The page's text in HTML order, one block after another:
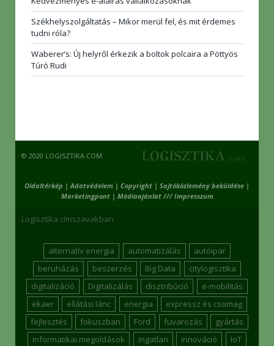
Székhelyszolgáltatás – Mikor merül fel, és mit érdemes
tudni róla?
Waberer’s: Új helyről érkezik a boltok polcaira a Pöttyös
Túró Rudi
© 2020 LOGISZTIKA.COM
Oldaltérkép |Adatvédelem | Copyright | Sajtóközlemény beküldése |
Marketingpont| Médiaajánlat /// Impresszum
Logisztika címszavakban
alternatív energia automatizálás
autóipar
beruházás
beszerzés Big Data
citylogisztika
digitalizáció
Digitalizálás disztribúció
e-mobilitás
ekaer
ellátási lánc energia
expressz és csomag
fejlesztés
fokuszban Ford fuvarozás
gyártás
informatikai megoldások
ingatlan innováció
IoT